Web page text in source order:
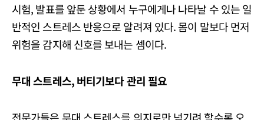
시험, 발표를 앞둔 상황에서 누구에게나 나타날 수 있는 일
반적인 스트레스 반응으로 알려져 있다. 몸이 말보다 먼저
위험을 감지해 신호를 보내는 셈이다.
무대 스트레스, 버티기보다 관리 필요